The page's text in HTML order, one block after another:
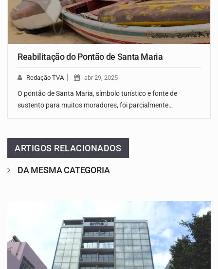
Reabilitação do Pontão de Santa Maria
Redação TVA abr 29, 2025
O pontão de Santa Maria, símbolo turístico e fonte de
sustento para muitos moradores, foi parcialmente…
ARTIGOS RELACIONADOS
DA MESMA CATEGORIA